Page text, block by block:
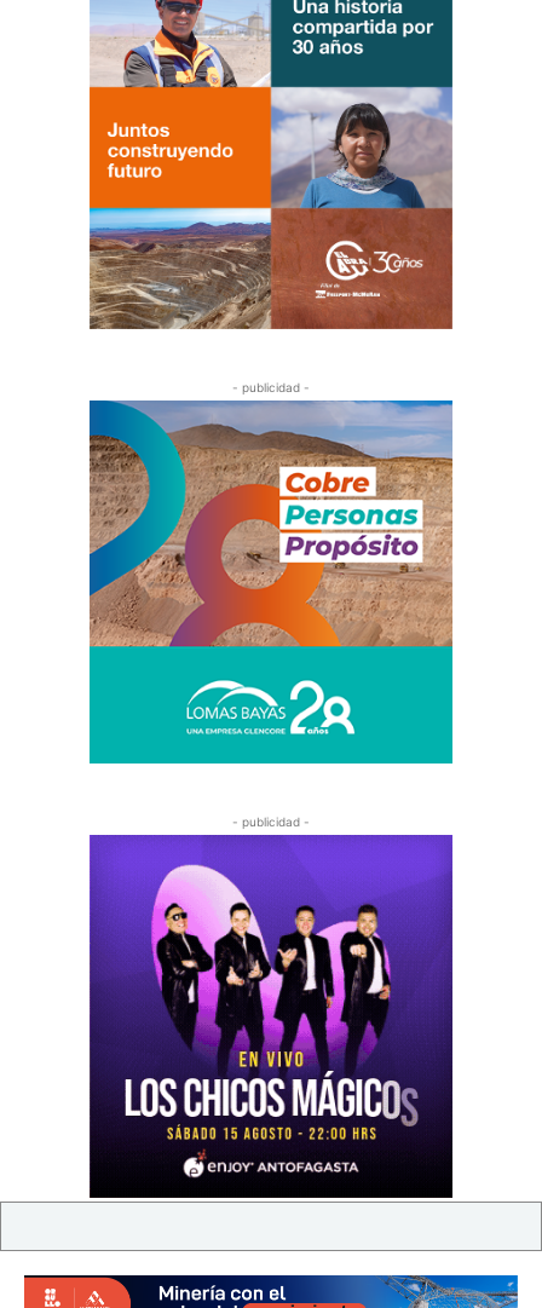
- publicidad -
- publicidad -